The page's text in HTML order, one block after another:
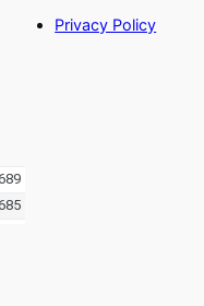
Privacy Policy